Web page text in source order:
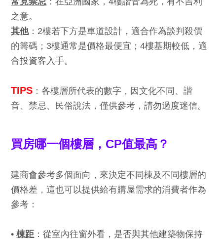
之意。
其他：2樓若下方是車道設計，適合作為談判殺價
的籌碼；3樓通常是價格最便宜；4樓基期較低，適
合投資客入手。
TIPS ：各樓層所代表的數字，因文化不同、諧
音、禁忌、民俗說法，僅供參考，請勿過度迷信。
買房哪一個樓層，CP值最高？
建商會參考多個面向，來決定不同棟及不同樓層的
價格差，這也可以提供給有購屋需求的消費者作為
參考：
•棟距 ：從室內往窗外看，是否與其他建築物保持